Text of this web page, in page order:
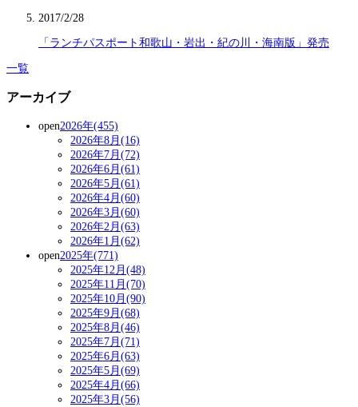
2017/2/28
「ランチパスポート和歌山・岩出・紀の川・海南版」発売
一覧
アーカイブ
open2026年(455)
2026年8月(16)
2026年7月(72)
2026年6月(61)
2026年5月(61)
2026年4月(60)
2026年3月(60)
2026年2月(63)
2026年1月(62)
open2025年(771)
2025年12月(48)
2025年11月(70)
2025年10月(90)
2025年9月(68)
2025年8月(46)
2025年7月(71)
2025年6月(63)
2025年5月(69)
2025年4月(66)
2025年3月(56)